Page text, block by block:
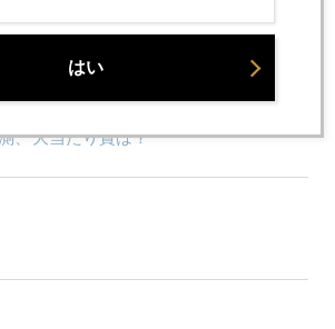
相場、今週フィナーレへ
、大当たり賞は？
はい